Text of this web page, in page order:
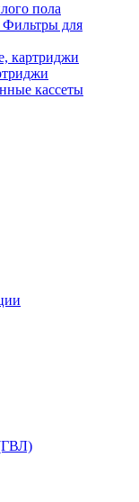
пола
Фильтры для
картриджи
кассеты